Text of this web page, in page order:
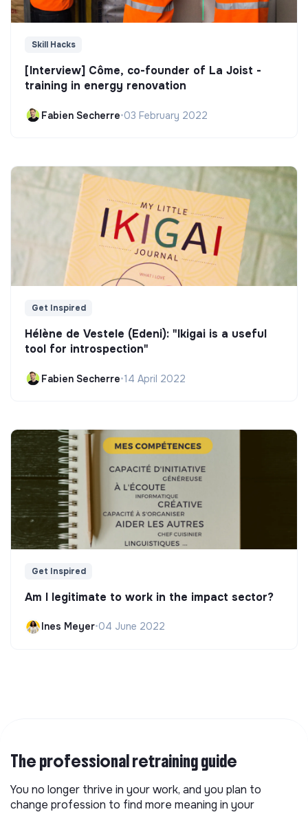
Skill Hacks
[Interview] Côme, co-founder of La Joist -
training in energy renovation
Fabien Secherre•03 February 2022
Get Inspired
Hélène de Vestele (Edeni): "Ikigai is a useful
tool for introspection"
Fabien Secherre•14 April 2022
Get Inspired
Am I legitimate to work in the impact sector?
Ines Meyer•04 June 2022
The professional retraining guide
You no longer thrive in your work, and you plan to
change profession to find more meaning in your